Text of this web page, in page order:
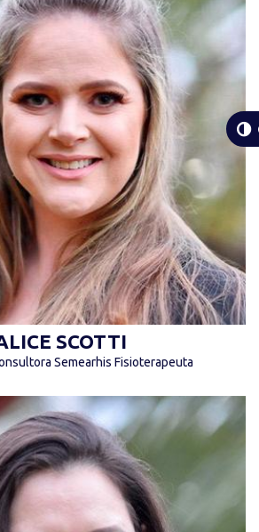
um excelente profissional seja
humano com amor e empatia.”
(Alice Scotti)
SCOTTI
Semearhis Fisioterapeuta